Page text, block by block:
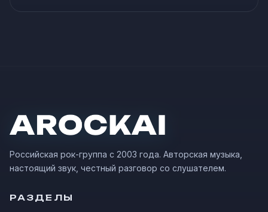
Российская рок-группа с 2003 года. Авторская музыка,
настоящий звук, честный разговор со слушателем.
РАЗДЕЛЫ